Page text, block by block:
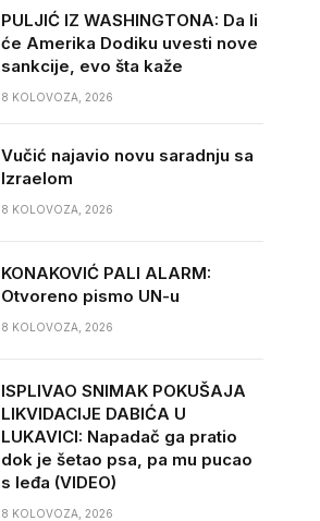
PULJIĆ IZ WASHINGTONA: Da li
će Amerika Dodiku uvesti nove
sankcije, evo šta kaže
8 KOLOVOZA, 2026
Vučić najavio novu saradnju sa
Izraelom
8 KOLOVOZA, 2026
KONAKOVIĆ PALI ALARM:
Otvoreno pismo UN-u
8 KOLOVOZA, 2026
ISPLIVAO SNIMAK POKUŠAJA
LIKVIDACIJE DABIĆA U
LUKAVICI: Napadač ga pratio
dok je šetao psa, pa mu pucao
s leđa (VIDEO)
8 KOLOVOZA, 2026